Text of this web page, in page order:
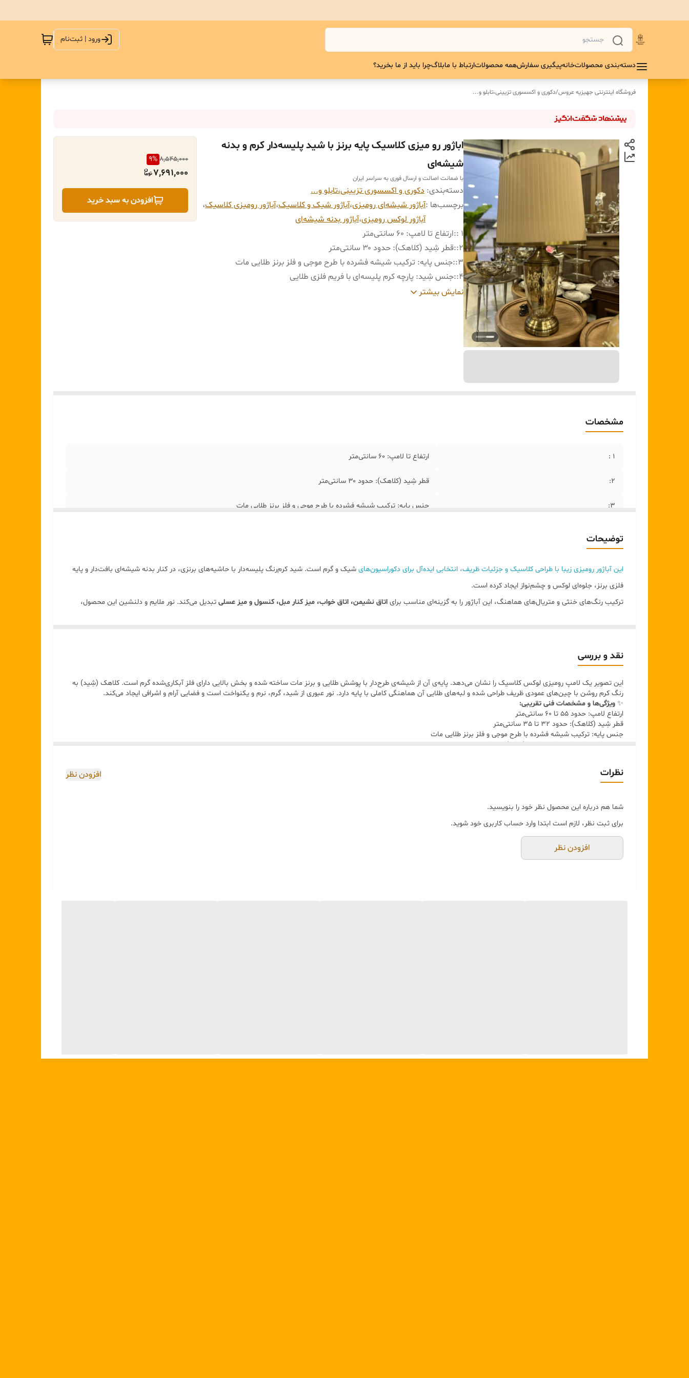
ورود | ثبت‌نام
دسته‌بندی محصولاتخانهپیگیری سفارشهمه محصولاتارتباط با مابلاگچرا باید از ما بخرید؟
فروشگاه اینترنتی جهیزیه عروس/دکوری و اکسسوری تزیینی،تابلو و...
اباژور رو میزی کلاسیک پایه برنز با شید پلیسه‌دار کرم و بدنه
شیشه‌ای
با ضمانت اصالت و ارسال فوری به سراسر ایران
دسته‌بندی: دکوری و اکسسوری تزیینی،تابلو و...
برچسب‌ها :آباژور شیشه‌ای رومیزی،آباژور شیک و کلاسیک،آباژور رومیزی کلاسیک،
آباژور لوکس رومیزی،آباژور بدنه شیشه‌ای
۱ : :ارتفاع تا لامپ: ۶۰ سانتی‌متر
2:
:قطر شِید (کلاهک): حدود ۳۰ سانتی‌متر
۳: :جنس پایه: ترکیب شیشه فشرده با طرح موجی و فلز برنز طلایی مات
۴: :جنس شِید: پارچه کرم پلیسه‌ای با فریم فلزی طلایی
۵: :ارتفاع کل اباژور ۶۵ سانت
نمایش بیشتر
8,545,000
9%
7,691,000
افزودن به سبد خرید
مشخصات
۱ : ارتفاع تا لامپ: ۶۰ سانتی‌متر
2: قطر شِید (کلاهک): حدود ۳۰ سانتی‌متر
۳: جنس پایه: ترکیب شیشه فشرده با طرح موجی و فلز برنز طلایی مات
توضیحات
این آباژور رومیزی زیبا با طراحی کلاسیک و جزئیات ظریف، انتخابی ایده‌آل برای دکوراسیون‌های شیک و گرم است. شید کرم‌رنگ پلیسه‌دار با حاشیه‌های برنزی، در کنار بدنه شیشه‌ای بافت‌دار و پایه
فلزی برنز، جلوه‌ای لوکس و چشم‌نواز ایجاد کرده است.
ترکیب رنگ‌های خنثی و متریال‌های هماهنگ، این آباژور را به گزینه‌ای مناسب برای اتاق نشیمن، اتاق خواب، میز کنار مبل، کنسول و میز عسلی تبدیل می‌کند. نور ملایم و دلنشین این محصول،
نقد و بررسی
این تصویر یک لامپ رومیزی لوکس کلاسیک را نشان می‌دهد. پایه‌ی آن از شیشه‌ی طرح‌دار با پوشش طلایی و برنز مات ساخته شده و بخش بالایی دارای فلز آبکاری‌شده گرم است. کلاهک (شِید) به
رنگ کرم روشن با چین‌های عمودی ظریف طراحی شده و لبه‌های طلایی آن هماهنگی کاملی با پایه دارد. نور عبوری از شید، گرم، نرم و یکنواخت است و فضایی آرام و اشرافی ایجاد می‌کند.
✨ ویژگی‌ها و مشخصات فنی تقریبی:
ارتفاع لامپ: حدود 55 تا 60 سانتی‌متر
قطر شِید (کلاهک): حدود 32 تا 35 سانتی‌متر
جنس پایه: ترکیب شیشه فشرده با طرح موجی و فلز برنز طلایی مات
جنس شِید: پارچه کرم پلیسه‌ای با فریم فلزی طلایی
نظرات افزودن نظر
شما هم درباره این محصول نظر خود را بنویسید.
برای ثبت نظر، لازم است ابتدا وارد حساب کاربری خود شوید.
افزودن نظر